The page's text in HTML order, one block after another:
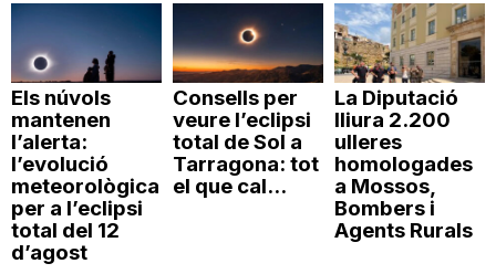
Els núvols
mantenen
l’alerta:
l’evolució
meteorològica
per a l’eclipsi
total del 12
d’agost
Consells per
veure l’eclipsi
total de Sol a
Tarragona: tot
el que cal...
La Diputació
lliura 2.200
ulleres
homologades
a Mossos,
Bombers i
Agents Rurals